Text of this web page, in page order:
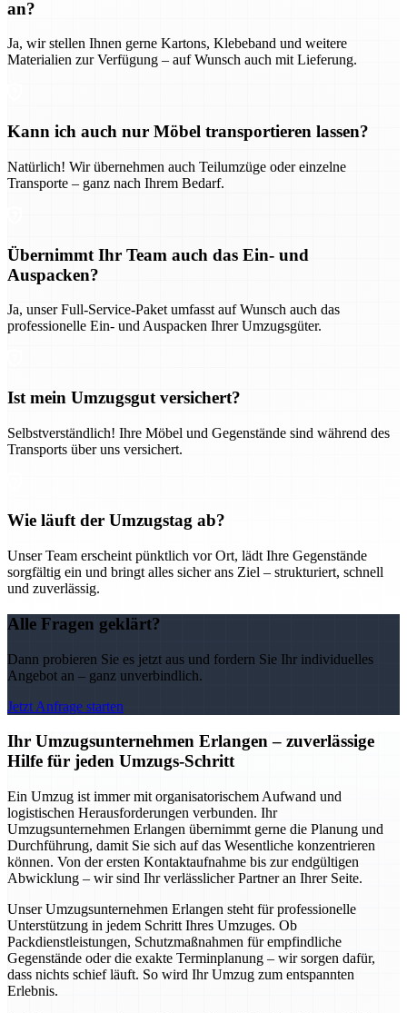
an?
Ja, wir stellen Ihnen gerne Kartons, Klebeband und weitere
Materialien zur Verfügung – auf Wunsch auch mit Lieferung.
Kann ich auch nur Möbel transportieren lassen?
Natürlich! Wir übernehmen auch Teilumzüge oder einzelne
Transporte – ganz nach Ihrem Bedarf.
Übernimmt Ihr Team auch das Ein- und
Auspacken?
Ja, unser Full-Service-Paket umfasst auf Wunsch auch das
professionelle Ein- und Auspacken Ihrer Umzugsgüter.
Ist mein Umzugsgut versichert?
Selbstverständlich! Ihre Möbel und Gegenstände sind während des
Transports über uns versichert.
Wie läuft der Umzugstag ab?
Unser Team erscheint pünktlich vor Ort, lädt Ihre Gegenstände
sorgfältig ein und bringt alles sicher ans Ziel – strukturiert, schnell
und zuverlässig.
Alle Fragen geklärt?
Dann probieren Sie es jetzt aus und fordern Sie Ihr individuelles
Angebot an – ganz unverbindlich.
Jetzt Anfrage starten
Ihr Umzugsunternehmen Erlangen – zuverlässige
Hilfe für jeden Umzugs-Schritt
Ein Umzug ist immer mit organisatorischem Aufwand und
logistischen Herausforderungen verbunden. Ihr
Umzugsunternehmen Erlangen übernimmt gerne die Planung und
Durchführung, damit Sie sich auf das Wesentliche konzentrieren
können. Von der ersten Kontaktaufnahme bis zur endgültigen
Abwicklung – wir sind Ihr verlässlicher Partner an Ihrer Seite.
Unser Umzugsunternehmen Erlangen steht für professionelle
Unterstützung in jedem Schritt Ihres Umzuges. Ob
Packdienstleistungen, Schutzmaßnahmen für empfindliche
Gegenstände oder die exakte Terminplanung – wir sorgen dafür,
dass nichts schief läuft. So wird Ihr Umzug zum entspannten
Erlebnis.